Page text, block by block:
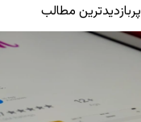
پربازدیدترین مطالب